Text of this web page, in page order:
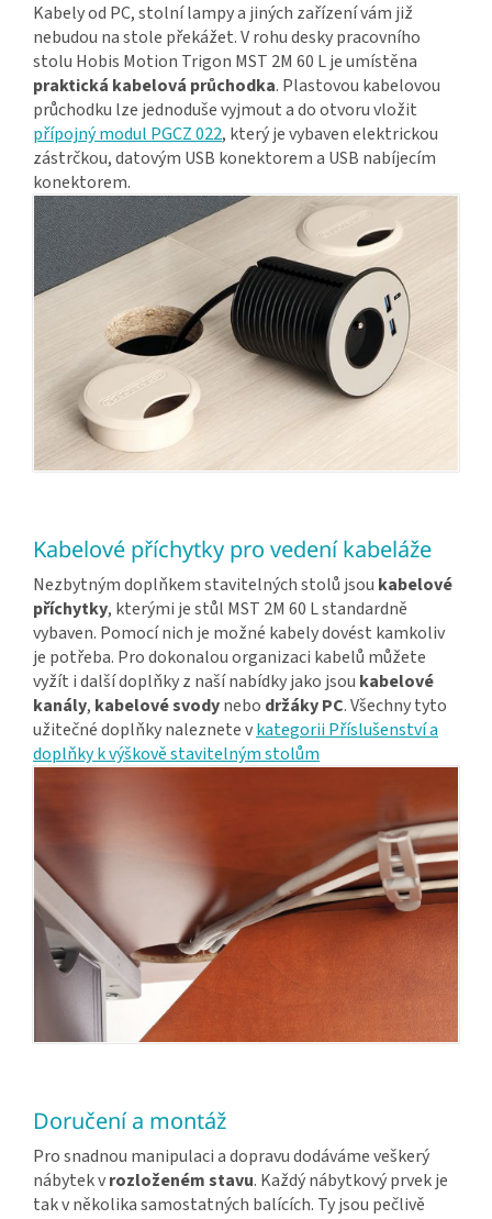
Kabely od PC, stolní lampy a jiných zařízení vám již
nebudou na stole překážet. V rohu desky pracovního
stolu Hobis Motion Trigon MST 2M 60 L je umístěna
praktická kabelová průchodka. Plastovou kabelovou
průchodku lze jednoduše vyjmout a do otvoru vložit
přípojný modul PGCZ 022, který je vybaven elektrickou
zástrčkou, datovým USB konektorem a USB nabíjecím
konektorem.
Kabelové příchytky pro vedení kabeláže
Nezbytným doplňkem stavitelných stolů jsou kabelové
příchytky, kterými je stůl MST 2M 60 L standardně
vybaven. Pomocí nich je možné kabely dovést kamkoliv
je potřeba. Pro dokonalou organizaci kabelů můžete
vyžít i další doplňky z naší nabídky jako jsou kabelové
kanály, kabelové svodynebo držáky PC. Všechny tyto
užitečné doplňky naleznete vkategorii Příslušenství a
doplňky k výškově stavitelným stolům
Doručení a montáž
Pro snadnou manipulaci a dopravu dodáváme veškerý
nábytek vrozloženém stavu. Každý nábytkový prvek je
tak v několika samostatných balících. Ty jsou pečlivě